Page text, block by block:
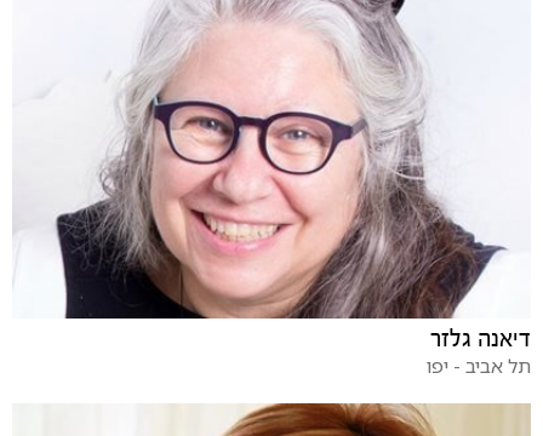
דיאנה גלזר
תל אביב - יפו